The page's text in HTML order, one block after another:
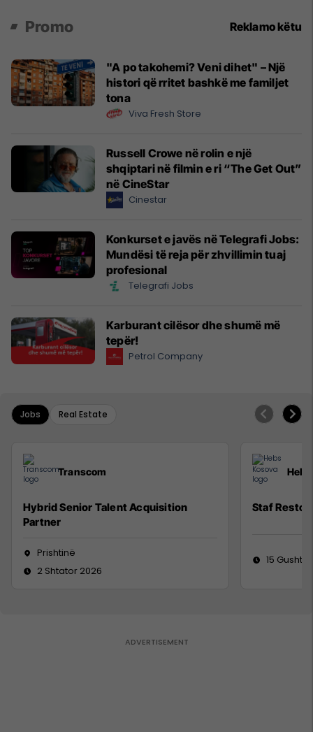
Promo Reklamo këtu
"A po takohemi? Veni dihet" – Një
histori që rritet bashkë me familjet
tona
Viva Fresh Store
Russell Crowe në rolin e një
shqiptari në filmin e ri “The Get Out”
në CineStar
Cinestar
Konkurset e javës në Telegrafi Jobs:
Mundësi të reja për zhvillimin tuaj
profesional
Telegrafi Jobs
Karburant cilësor dhe shumë më
tepër!
Petrol Company
Jobs Real Estate
Transcom
Hybrid Senior Talent Acquisition
Partner
Prishtinë
2 Shtator 2026
Staf
15 Gusht